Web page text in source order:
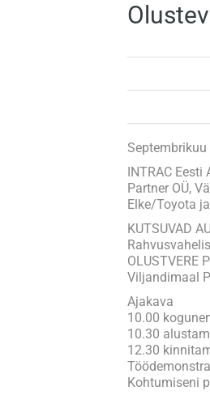
INTRAC Eesti
Partner OÜ,
Elke/Toyota
KUTSUVAD
OLUSTVERE
Viljandimaal
Ajakava
10.00
10.30
12.30
Kohtumiseni